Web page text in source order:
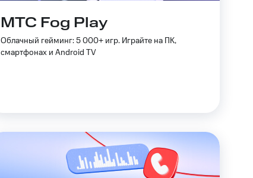
МТС Fog Play
Облачный гейминг: 5 000+ игр. Играйте на ПК,
смартфонах и Android TV